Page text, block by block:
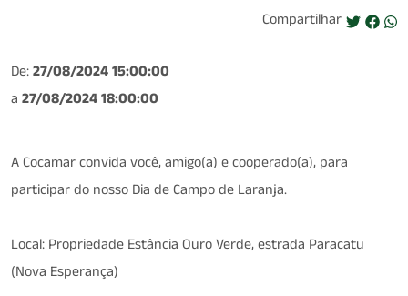
Compartilhar
De:27/08/2024 15:00:00
a 27/08/2024 18:00:00
A Cocamar convida você, amigo(a) e cooperado(a), para
participar do nosso Dia de Campo de Laranja.
Local: Propriedade Estância Ouro Verde, estrada Paracatu
(Nova Esperança)